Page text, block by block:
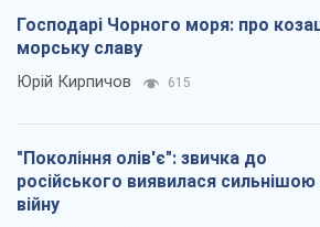
Господарі Чорного моря: про
морську славу
Юрій Кирпичов 615
"Покоління олів'є": звичка до
російського виявилася сильнішою
війну